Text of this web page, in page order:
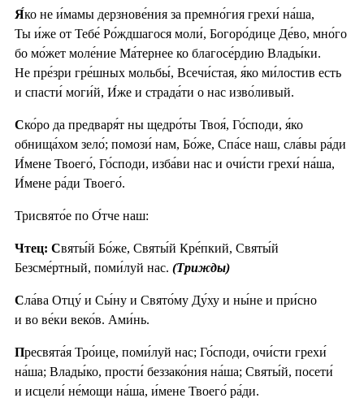
Я́ко не и́мамы дерзнове́ния за премно́гия грехи́ на́ша,
Ты и́же от Тебе́ Ро́ждшагося моли́, Богоро́дице Де́во, мно́го
бо мо́жет моле́ние Ма́тернее ко благосе́рдию Влады́ки.
Не пре́зри гре́шных мольбы́, Всечи́стая, я́ко ми́лостив есть
и спасти́ моги́й, И́же и страда́ти о нас изво́ливый.
Ско́ро да предваря́т ны щедро́ты Твоя́, Го́споди, я́ко
обнища́хом зело́; помози́ нам, Бо́же, Спа́се наш, сла́вы ра́ди
И́мене Твоего́, Го́споди, изба́ви нас и очи́сти грехи́ на́ша,
И́мене ра́ди Твоего́.
Трисвято́е по О́тче наш:
Чтец: Святы́й Бо́же, Святы́й Кре́пкий, Святы́й
Безсме́ртный, поми́луй нас. (Трижды)
Сла́ва Отцу́ и Сы́ну и Свято́му Ду́ху и ны́не и при́сно
и во ве́ки веко́в. Ами́нь.
Пресвята́я Тро́ице, поми́луй нас; Го́споди, очи́сти грехи́
на́ша; Влады́ко, прости́ беззако́ния на́ша; Святы́й, посети́
и исцели́ не́мощи на́ша, и́мене Твоего́ ра́ди.